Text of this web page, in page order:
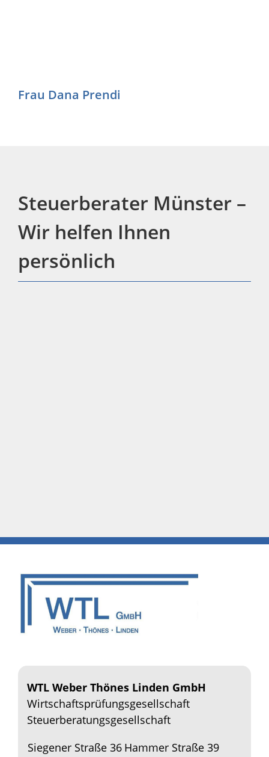
Frau Dana Prendi
Steuerberater Münster –
Wir helfen Ihnen
persönlich
WTL Weber Thönes Linden GmbH
Wirtschaftsprüfungsgesellschaft
Steuerberatungsgesellschaft
Siegener Straße 36 Hammer Straße 39